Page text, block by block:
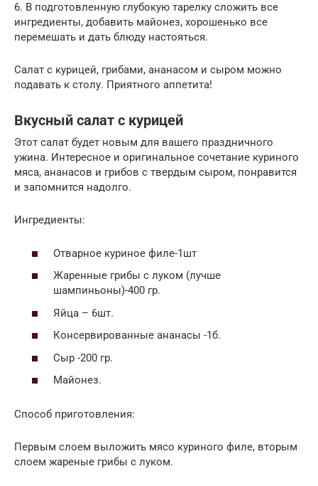
6. В подготовленную глубокую тарелку сложить все
ингредиенты, добавить майонез, хорошенько все
перемешать и дать блюду настояться.
Салат с курицей, грибами, ананасом и сыром можно
подавать к столу. Приятного аппетита!
Вкусный салат с курицей
Этот салат будет новым для вашего праздничного
ужина. Интересное и оригинальное сочетание куриного
мяса, ананасов и грибов с твердым сыром, понравится
и запомнится надолго.
Ингредиенты:
Отварное куриное филе-1шт
Жаренные грибы с луком (лучше
шампиньоны)-400 гр.
Яйца – 6шт.
Консервированные ананасы -1б.
Сыр -200 гр.
Майонез.
Способ приготовления:
Первым слоем выложить мясо куриного филе, вторым
слоем жареные грибы с луком.